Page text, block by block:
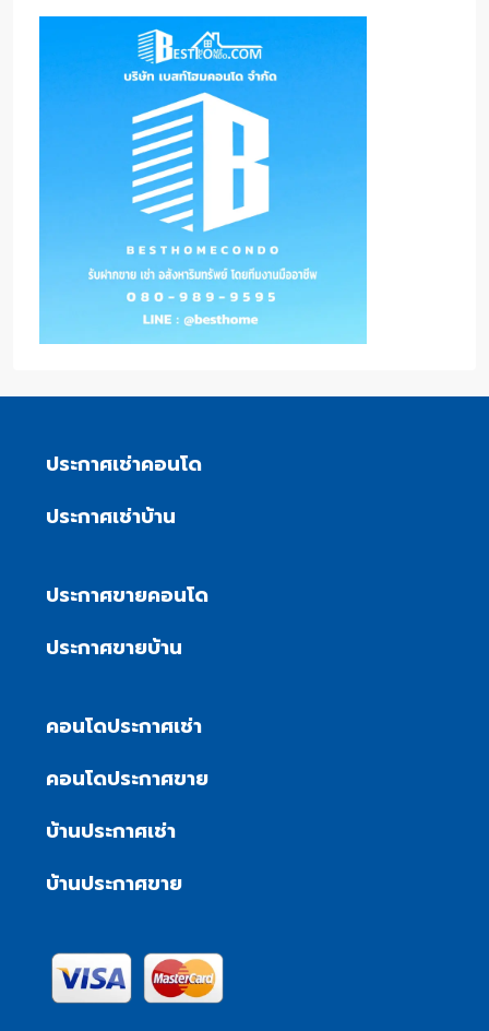
ประกาศเช่าคอนโด
ประกาศเช่าบ้าน
ประกาศขายคอนโด
ประกาศขายบ้าน
คอนโดประกาศเช่า
คอนโดประกาศขาย
บ้านประกาศเช่า
บ้านประกาศขาย